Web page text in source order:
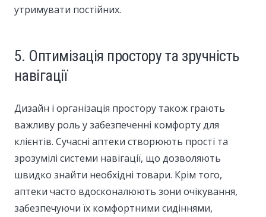
утримувати постійних.
5. Оптимізація простору та зручність
навігації
Дизайн і організація простору також грають
важливу роль у забезпеченні комфорту для
клієнтів. Сучасні аптеки створюють прості та
зрозумілі системи навігації, що дозволяють
швидко знайти необхідні товари. Крім того,
аптеки часто вдосконалюють зони очікування,
забезпечуючи їх комфортними сидіннями,